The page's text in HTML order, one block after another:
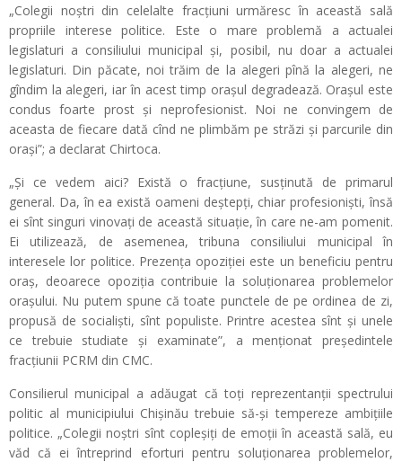
„Colegii noștri din celelalte fracțiuni urmăresc în această sală
propriile interese politice. Este o mare problemă a actualei
legislaturi a consiliului municipal și, posibil, nu doar a actualei
legislaturi. Din păcate, noi trăim de la alegeri pînă la alegeri, ne
gîndim la alegeri, iar în acest timp orașul degradează. Orașul este
condus foarte prost și neprofesionist. Noi ne convingem de
aceasta de fiecare dată cînd ne plimbăm pe străzi și parcurile din
orași”; a declarat Chirtoca.
„Și ce vedem aici? Există o fracțiune, susținută de primarul
general. Da, în ea există oameni deștepți, chiar profesioniști, însă
ei sînt singuri vinovați de această situație, în care ne-am pomenit.
Ei utilizează, de asemenea, tribuna consiliului municipal în
interesele lor politice. Prezența opoziției este un beneficiu pentru
oraș, deoarece opoziția contribuie la soluționarea problemelor
orașului. Nu putem spune că toate punctele de pe ordinea de zi,
propusă de socialiști, sînt populiste. Printre acestea sînt și unele
ce trebuie studiate și examinate”, a menționat președintele
fracțiunii PCRM din CMC.
Consilierul municipal a adăugat că toți reprezentanții spectrului
politic al municipiului Chișinău trebuie să-și tempereze ambițiile
politice. „Colegii noștri sînt copleșiți de emoții în această sală, eu
văd că ei întreprind eforturi pentru soluționarea problemelor,